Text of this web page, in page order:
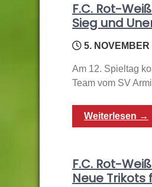
F.C. Rot-
Sieg und
5. NOVEMBER
Am 12. Spieltag
Team vom SV
Weiterlesen →
F.C. Rot-
Neue